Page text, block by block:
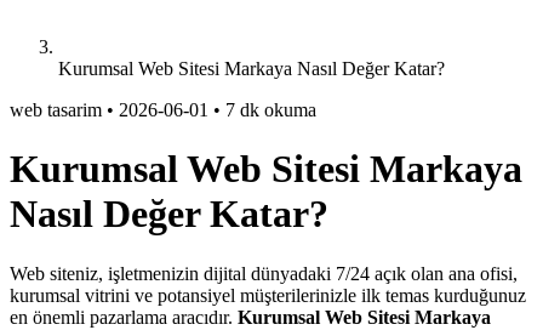
Kurumsal Web Sitesi Markaya Nasıl Değer Katar?
web tasarim • 2026-06-01 • 7 dk okuma
Kurumsal Web Sitesi Markaya
Nasıl Değer Katar?
Web siteniz, işletmenizin dijital dünyadaki 7/24 açık olan ana ofisi,
kurumsal vitrini ve potansiyel müşterilerinizle ilk temas kurduğunuz
en önemli pazarlama aracıdır. Kurumsal Web Sitesi Markaya